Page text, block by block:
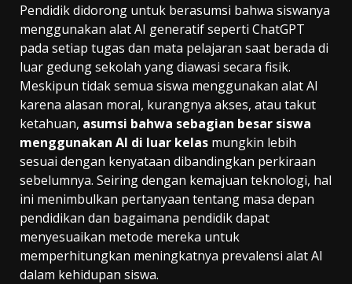
Pendidik didorong untuk berasumsi bahwa siswanya
menggunakan alat AI generatif seperti ChatGPT
pada setiap tugas dan mata pelajaran saat berada di
luar gedung sekolah yang diawasi secara fisik.
Meskipun tidak semua siswa menggunakan alat AI
karena alasan moral, kurangnya akses, atau takut
ketahuan, asumsi bahwa sebagian besar siswa
menggunakan AI di luar kelas mungkin lebih
sesuai dengan kenyataan dibandingkan perkiraan
sebelumnya. Seiring dengan kemajuan teknologi, hal
ini menimbulkan pertanyaan tentang masa depan
pendidikan dan bagaimana pendidik dapat
menyesuaikan metode mereka untuk
memperhitungkan meningkatnya prevalensi alat AI
dalam kehidupan siswa.